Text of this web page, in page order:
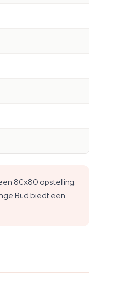
80x80 opstelling.
Bud biedt een